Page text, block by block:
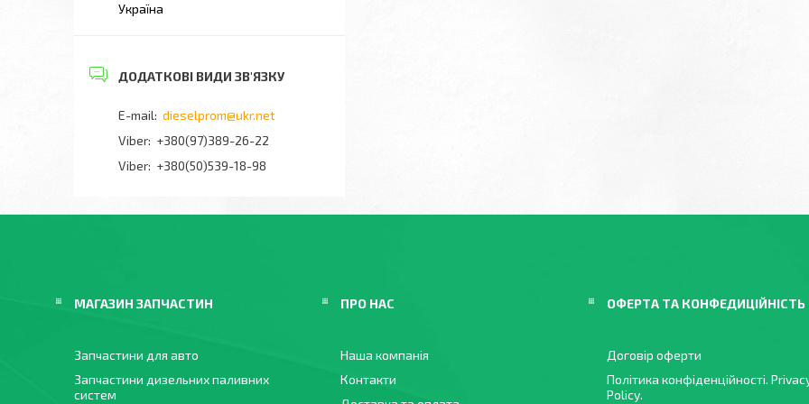
Україна
dieselprom@ukr.net
+380(97)389-26-22
Viber +380(50)539-18-98
МАГАЗИН ЗАПЧАСТИН
Запчастини для авто
Запчастини дизельних паливних
систем
ПРО НАС
Наша компанія
Контакти
ОФЕРТА ТА КОНФЕДИЦІЙНІСТЬ
Договір оферти
Політика конфіденційності.
Policy.